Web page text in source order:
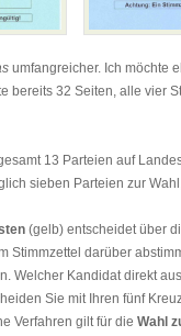
umfangreicher. Ich möchte
bereits 32 Seiten, alle vier
13 Parteien auf
sieben Parteien zur
(gelb) entscheidet über
Stimmzettel darüber
Welcher Kandidat direkt
Sie mit Ihren fünf
Verfahren gilt für die Wahl